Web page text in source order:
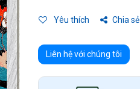
Yêu thích Chia sẻ
Liên hệ với chúng tôi